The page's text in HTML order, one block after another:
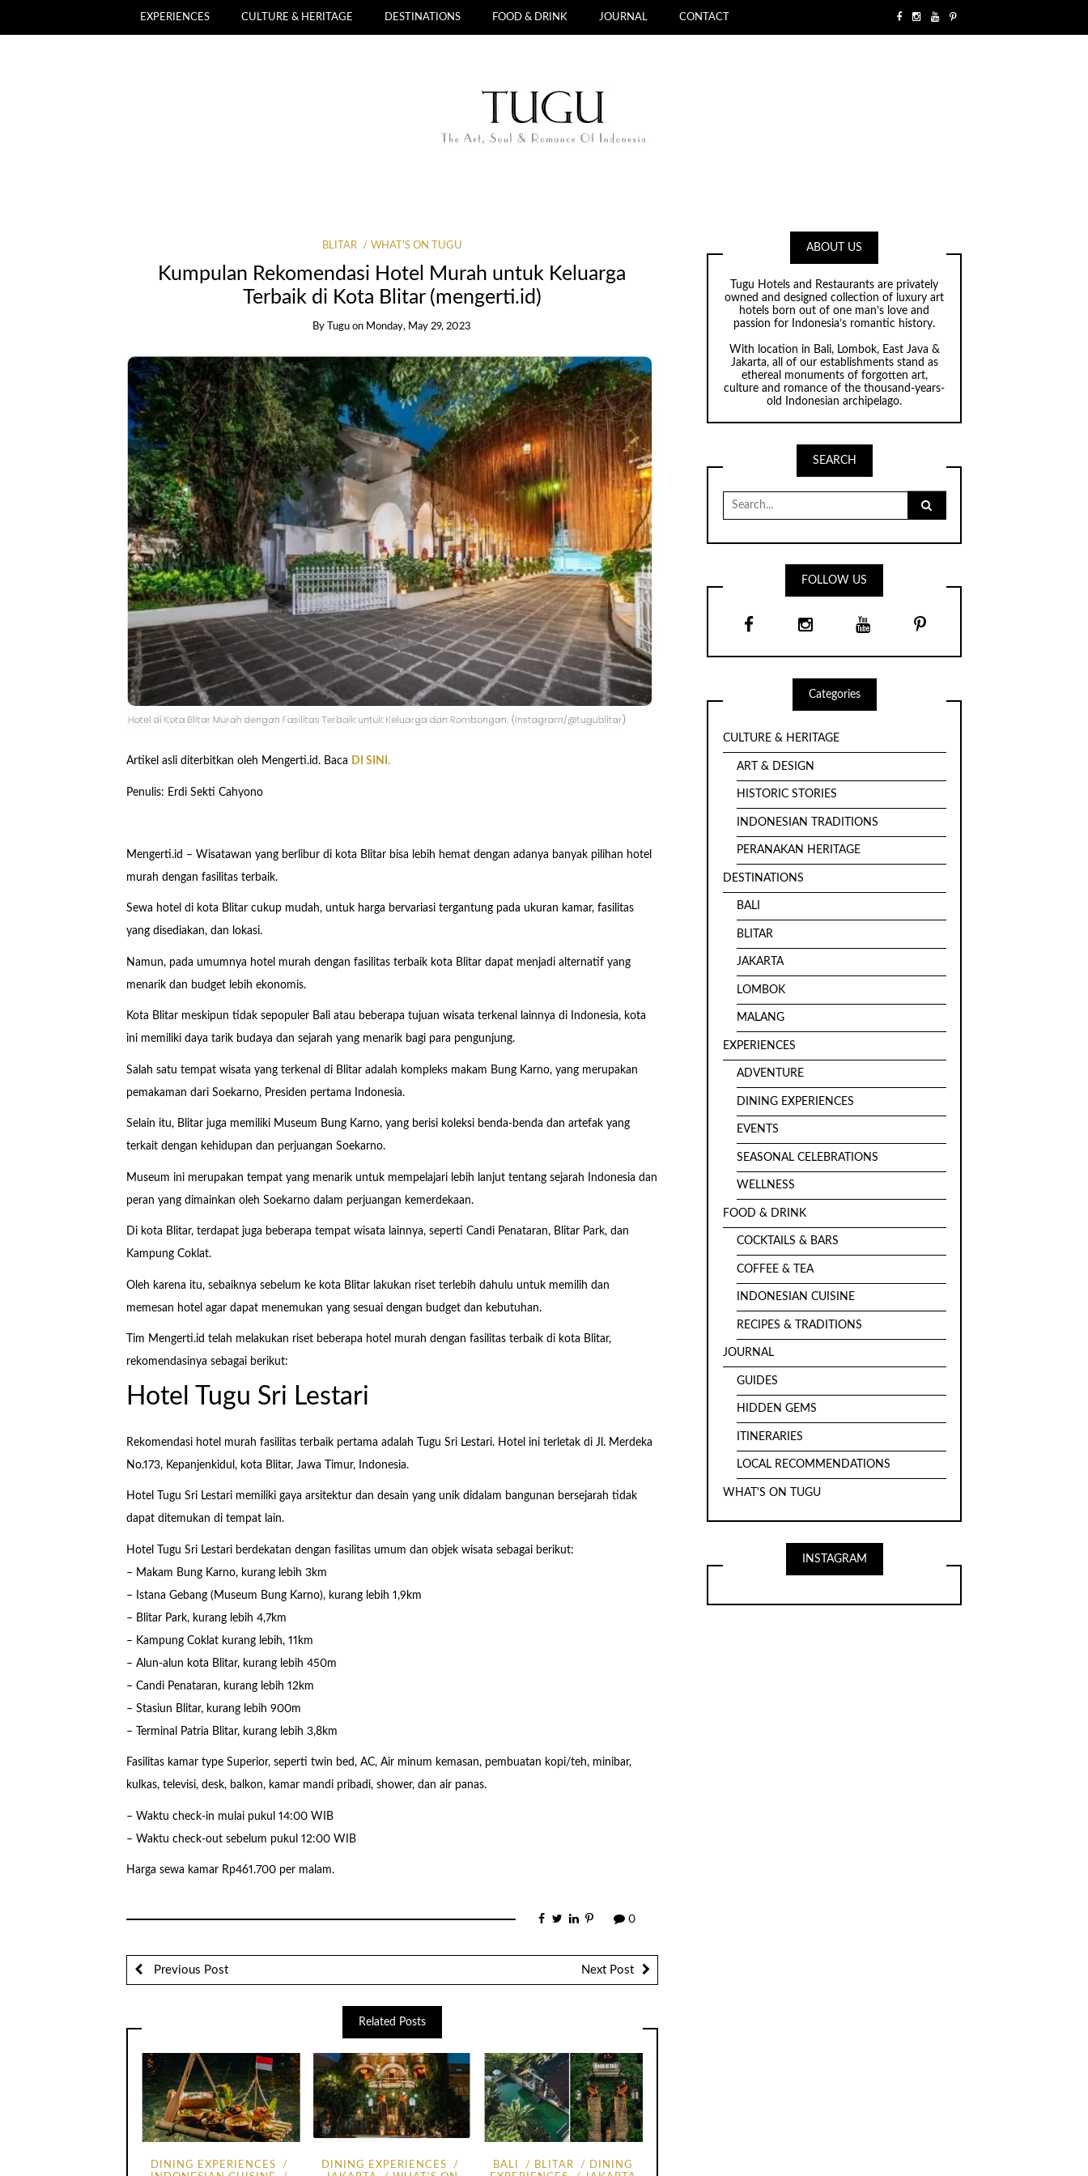
EXPERIENCES CULTURE & HERITAGE DESTINATIONS FOOD & DRINK JOURNAL CONTACT
BLITAR WHAT'S ON TUGU
Kumpulan Rekomendasi Hotel Murah untuk Keluarga
Terbaik di Kota Blitar (mengerti.id)
By Tugu on Monday, May 29, 2023
Artikel asli diterbitkan oleh Mengerti.id. Baca DI SINI.
Penulis: Erdi Sekti Cahyono
Mengerti.id – Wisatawan yang berlibur di kota Blitar bisa lebih hemat dengan adanya banyak pilihan hotel
murah dengan fasilitas terbaik.
Sewa hotel di kota Blitar cukup mudah, untuk harga bervariasi tergantung pada ukuran kamar, fasilitas
yang disediakan, dan lokasi.
Namun, pada umumnya hotel murah dengan fasilitas terbaik kota Blitar dapat menjadi alternatif yang
menarik dan budget lebih ekonomis.
Kota Blitar meskipun tidak sepopuler Bali atau beberapa tujuan wisata terkenal lainnya di Indonesia, kota
ini memiliki daya tarik budaya dan sejarah yang menarik bagi para pengunjung.
Salah satu tempat wisata yang terkenal di Blitar adalah kompleks makam Bung Karno, yang merupakan
pemakaman dari Soekarno, Presiden pertama Indonesia.
Selain itu, Blitar juga memiliki Museum Bung Karno, yang berisi koleksi benda-benda dan artefak yang
terkait dengan kehidupan dan perjuangan Soekarno.
Museum ini merupakan tempat yang menarik untuk mempelajari lebih lanjut tentang sejarah Indonesia dan
peran yang dimainkan oleh Soekarno dalam perjuangan kemerdekaan.
Di kota Blitar, terdapat juga beberapa tempat wisata lainnya, seperti Candi Penataran, Blitar Park, dan
Kampung Coklat.
Oleh karena itu, sebaiknya sebelum ke kota Blitar lakukan riset terlebih dahulu untuk memilih dan
memesan hotel agar dapat menemukan yang sesuai dengan budget dan kebutuhan.
Tim Mengerti.id telah melakukan riset beberapa hotel murah dengan fasilitas terbaik di kota Blitar,
rekomendasinya sebagai berikut:
Hotel Tugu Sri Lestari
Rekomendasi hotel murah fasilitas terbaik pertama adalah Tugu Sri Lestari. Hotel ini terletak di Jl. Merdeka
No.173, Kepanjenkidul, kota Blitar, Jawa Timur, Indonesia.
Hotel Tugu Sri Lestari memiliki gaya arsitektur dan desain yang unik didalam bangunan bersejarah tidak
dapat ditemukan di tempat lain.
Hotel Tugu Sri Lestari berdekatan dengan fasilitas umum dan objek wisata sebagai berikut:
– Makam Bung Karno, kurang lebih 3km
– Istana Gebang (Museum Bung Karno), kurang lebih 1,9km
– Blitar Park, kurang lebih 4,7km
– Kampung Coklat kurang lebih, 11km
– Alun-alun kota Blitar, kurang lebih 450m
– Candi Penataran, kurang lebih 12km
– Stasiun Blitar, kurang lebih 900m
– Terminal Patria Blitar, kurang lebih 3,8km
Fasilitas kamar type Superior, seperti twin bed, AC, Air minum kemasan, pembuatan kopi/teh, minibar,
kulkas, televisi, desk, balkon, kamar mandi pribadi, shower, dan air panas.
– Waktu check-in mulai pukul 14:00 WIB
– Waktu check-out sebelum pukul 12:00 WIB
Harga sewa kamar Rp461.700 per malam.
0
Previous Post Next Post
Related Posts
DINING EXPERIENCES
DINING EXPERIENCES
BALI BLITAR
DINING
ABOUT US
Tugu Hotels and Restaurants are privately
owned and designed collection of luxury art
hotels born out of one man’s love and
passion for Indonesia’s romantic history.
With location in Bali, Lombok, East Java &
Jakarta, all of our establishments stand as
ethereal monuments of forgotten art,
culture and romance of the thousand-years-
old Indonesian archipelago.
SEARCH
for:
FOLLOW US
Categories
CULTURE & HERITAGE
ART & DESIGN
HISTORIC STORIES
INDONESIAN TRADITIONS
PERANAKAN HERITAGE
DESTINATIONS
BALI
BLITAR
JAKARTA
LOMBOK
MALANG
EXPERIENCES
ADVENTURE
DINING EXPERIENCES
EVENTS
SEASONAL CELEBRATIONS
WELLNESS
FOOD & DRINK
COCKTAILS & BARS
COFFEE & TEA
INDONESIAN CUISINE
RECIPES & TRADITIONS
JOURNAL
GUIDES
HIDDEN GEMS
ITINERARIES
LOCAL RECOMMENDATIONS
WHAT'S ON TUGU
INSTAGRAM